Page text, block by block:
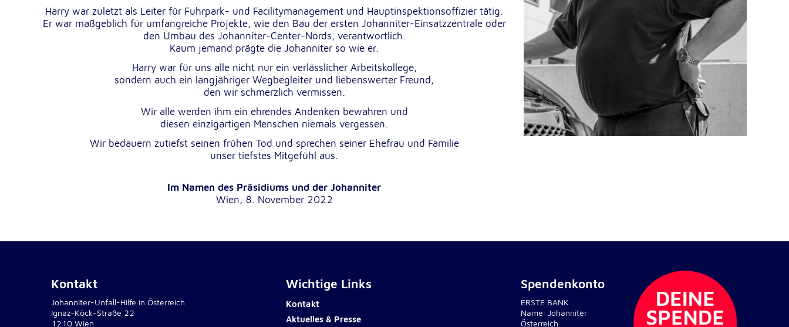
Harry war zuletzt als Leiter für Fuhrpark- und Facilitymanagement und Hauptinspektionsoffizier tätig.
Er war maßgeblich für umfangreiche Projekte, wie den Bau der ersten Johanniter-Einsatzzentrale oder
den Umbau des Johanniter-Center-Nords, verantwortlich.
Kaum jemand prägte die Johanniter so wie er.
Harry war für uns alle nicht nur ein verlässlicher Arbeitskollege,
sondern auch ein langjähriger Wegbegleiter und liebenswerter Freund,
den wir schmerzlich vermissen.
Wir alle werden ihm ein ehrendes Andenken bewahren und
diesen einzigartigen Menschen niemals vergessen.
Wir bedauern zutiefst seinen frühen Tod und sprechen seiner Ehefrau und Familie
unser tiefstes Mitgefühl aus.
Im Namen des Präsidiums und der Johanniter
Wien, 8. November 2022
Kontakt
Johanniter-Unfall-Hilfe in Österreich
Ignaz-Köck-Straße 22
1210 Wien
Wichtige Links
Kontakt
Aktuelles & Presse
Spendenkonto
ERSTE BANK
Name: Johanniter
Österreich
Einverständnis-Cookie
cookie_consent
Dieser Cookie speichert die ausgewählten
Einverständnis-Optionen des Benutzers
1 Jahr
Informationen helfen uns zu verstehen, wie unsere Besucher
Nutzung
Cookie Laufzeit: